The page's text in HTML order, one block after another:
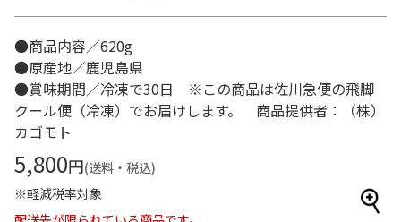
●商品内容／620g
●原産地／鹿児島県
●賞味期間／冷凍で30日 ※この商品は佐川急便の飛脚
クール便（冷凍）でお届けします。 商品提供者：（株）
カゴモト
5,800円(送料・税込)
※軽減税率対象